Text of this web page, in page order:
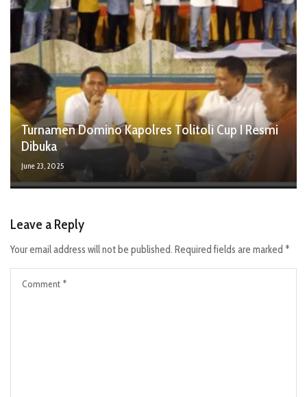
Turnamen Domino Kapolres Tolitoli Cup I Resmi
Dibuka
June 23, 2025
Leave a Reply
Your email address will not be published. Required fields are marked *